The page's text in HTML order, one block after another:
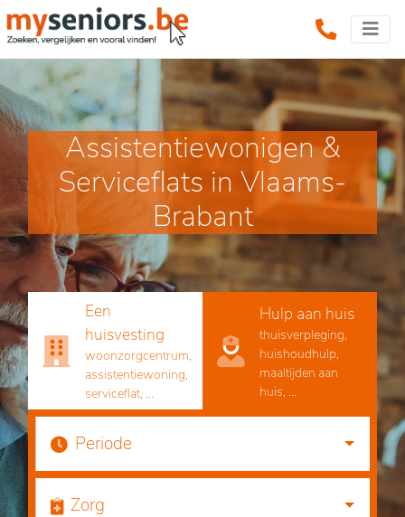
Assistentiewonigen &
Serviceflats in Vlaams-
Brabant
Een
huisvesting
woonzorgcentrum,
assistentiewoning,
serviceflat, ...
Hulp aan huis
thuisverpleging,
huishoudhulp,
maaltijden aan
huis, ...
Periode
Zorg